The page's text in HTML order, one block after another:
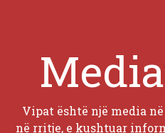
Vipat është një media
në rritje, e kushtuar